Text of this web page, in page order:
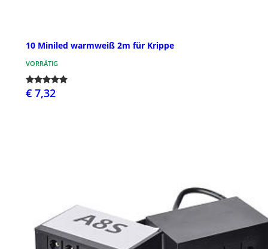
10 Miniled warmweiß 2m für Krippe
VORRÄTIG
€ 7,32